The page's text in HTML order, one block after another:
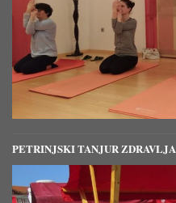
PETRINJSKI TANJUR ZDRAVLJA